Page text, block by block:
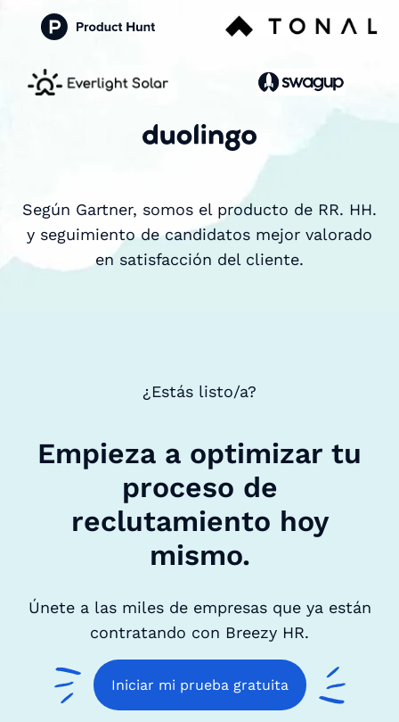
Según Gartner, somos el producto de RR. HH.
y seguimiento de candidatos mejor valorado
en satisfacción del cliente.
¿Estás listo/a?
Empieza a optimizar tu
proceso de
reclutamiento hoy
mismo.
Únete a las miles de empresas que ya están
contratando con Breezy HR.
Iniciar mi prueba gratuita